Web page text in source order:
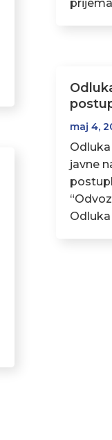
maj 4,
javne
Odluka